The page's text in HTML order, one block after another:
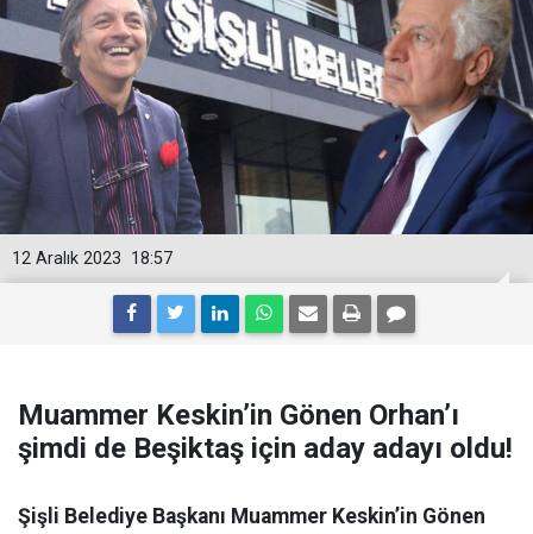
18:57
12 Aralık 2023
Muammer Keskin’in Gönen Orhan’ı
şimdi de Beşiktaş için aday adayı oldu!
Şişli Belediye Başkanı Muammer Keskin’in Gönen